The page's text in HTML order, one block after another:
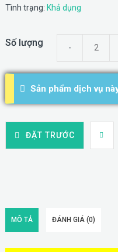
Tình trạng: Khả dụng
Số lượng
Sản phẩm dịch vụ
ĐẶT TRƯỚC
MÔ TẢ ĐÁNH GIÁ (0)